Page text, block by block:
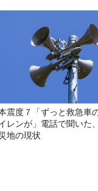
震度７「ずっと救急車
レンが」電話で聞いた、
地の現状